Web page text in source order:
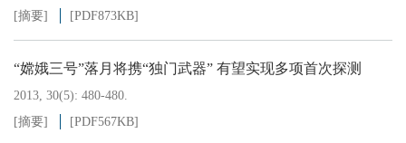
[摘要]
[PDF873KB]
“嫦娥三号”落月将携“独门武器” 有望实现多项首次探测
2013, 30(5): 480-480.
[摘要]
[PDF567KB]